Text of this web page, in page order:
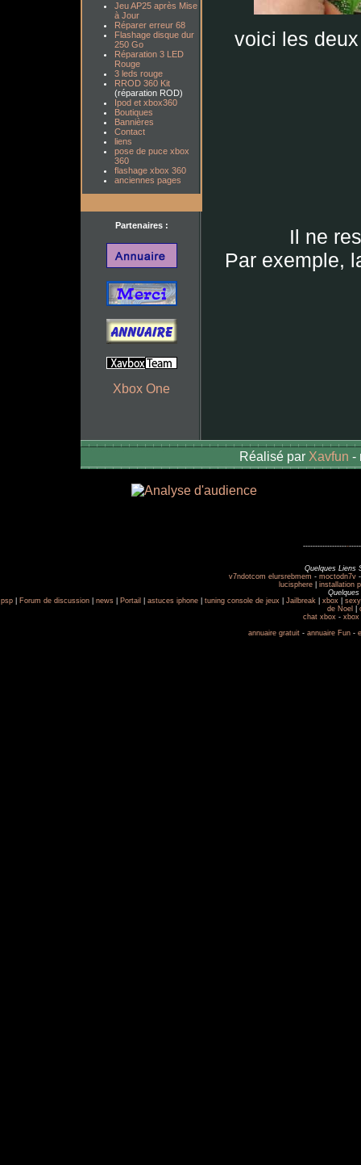
Jeu AP25 après Mise
à Jour
Réparer erreur 68
Flashage disque dur
250 Go
Réparation 3 LED
Rouge
3 leds rouge
RROD 360 Kit
(réparation ROD)
Ipod et xbox360
Boutiques
Bannières
Contact
liens
pose de puce xbox
360
flashage xbox 360
anciennes pages
Partenaires :
Xbox One
voici les
Il ne
Par exemple,
Réalisé par Xavfun -
-------------------
Quelques Liens
v7ndotcom elursrebmem - moctodn7v
lucisphere
installation
psp
Forum de discussion news Portail astuces iphone tuning console de jeux Jailbreak xbox
de Noel
chat xbox -
annuaire gratuit - annuaire Fun -